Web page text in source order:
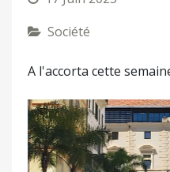
Société
A l'accorta cette